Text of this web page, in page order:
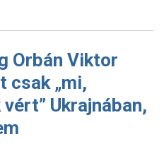
Orbán Viktor
csak „mi,
Ukrajnában,